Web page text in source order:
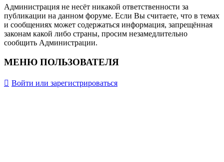
Администрация не несёт никакой ответственности за
публикации на данном форуме. Если Вы считаете, что в темах
и сообщениях может содержаться информация, запрещённая
законам какой либо страны, просим незамедлительно
сообщить Администрации.
МЕНЮ ПОЛЬЗОВАТЕЛЯ
Войти или зарегистрироваться